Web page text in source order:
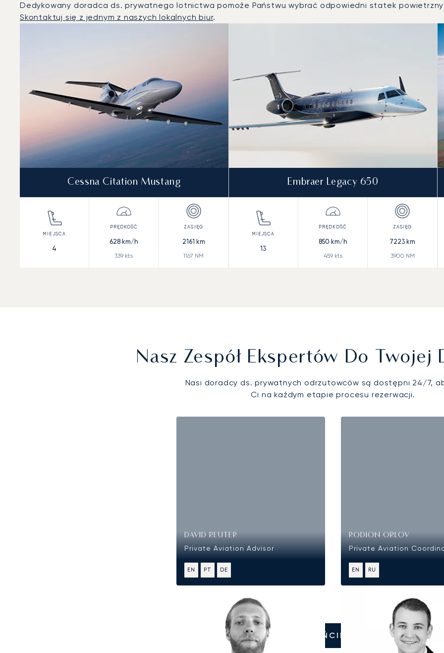
Dedykowany doradca ds. prywatnego lotnictwa pomoże Państwu wybrać odpowiedni statek
Skontaktuj się z jednym z naszych lokalnych biur.
Cessna Citation Mustang
4
628km/h
339 kts
2161 km
1167 NM
Embraer Legacy 650
13
850 km/h
459kts
7223 km
3900 NM
Nasz Zespół Ekspertów Do Twojej
Nasi doradcy ds. prywatnych odrzutowców są dostępni 24/7,
Ci na każdym etapie procesu rezerwacji.
DAVID REUTER
Private Aviation Advisor
EN PT DE
RODION ORLOV
Private Aviation
EN RU
ZADZWOŃCIE DO NAS